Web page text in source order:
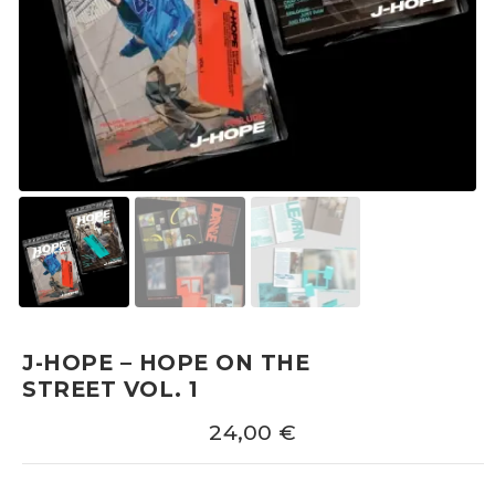
J-HOPE – HOPE ON THE
STREET VOL. 1
24,00 €